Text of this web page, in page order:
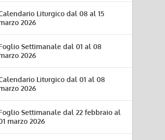
Liturgico dal 08 al 15
2026
Settimanale dal 01 al 08
2026
Liturgico dal 01 al 08
2026
Settimanale dal 22 febbraio al
marzo 2026